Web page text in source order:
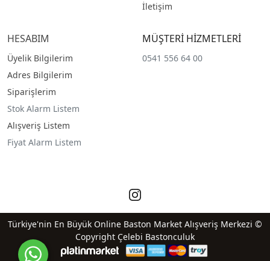
İletişim
HESABIM
Üyelik Bilgilerim
Adres Bilgilerim
Siparişlerim
Stok Alarm Listem
Alışveriş Listem
Fiyat Alarm Listem
MÜŞTERİ HİZMETLERİ
0541 556 64 00
Türkiye'nin En Büyük Online Baston Market Alışveriş Merkezi ©
Copyright Çelebi Bastonculuk